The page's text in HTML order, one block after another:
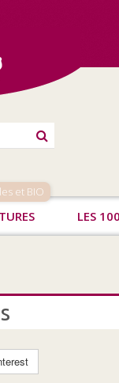
et BIO
LES